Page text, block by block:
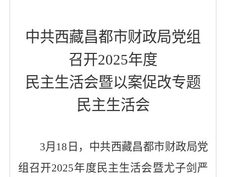
中共西藏昌都市财政局党组
召开2025年度
民主生活会暨以案促改专题
民主生活会
3月18日，中共西藏昌都市财政局党
组召开2025年度民主生活会暨尤子剑严